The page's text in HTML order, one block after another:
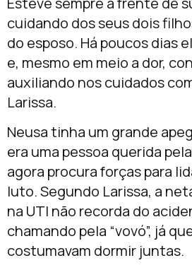
cuidando dos seus dois
do esposo. Há poucos dias
e, mesmo em meio a dor,
auxiliando nos cuidados
Larissa.
Neusa tinha um grande
era uma pessoa querida
agora procura forças para
luto. Segundo Larissa, a
na UTI não recorda do
chamando pela “vovó”, já
costumavam dormir juntas.